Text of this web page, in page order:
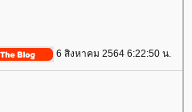
6 สิงหาคม 2564 6:22:50 น.